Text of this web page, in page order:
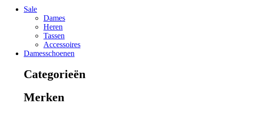
Sale
Dames
Heren
Tassen
Accessoires
Damesschoenen
Categorieën
Merken